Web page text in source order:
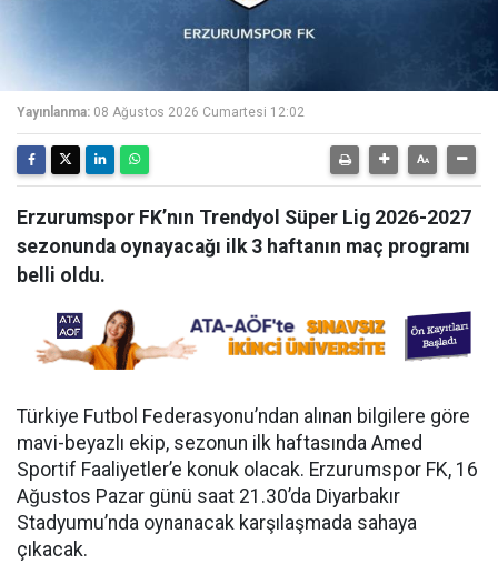
Yayınlanma: 08 Ağustos 2026 Cumartesi 12:02
Erzurumspor FK’nın Trendyol Süper Lig 2026-2027
sezonunda oynayacağı ilk 3 haftanın maç programı
belli oldu.
Türkiye Futbol Federasyonu’ndan alınan bilgilere göre
mavi-beyazlı ekip, sezonun ilk haftasında Amed
Sportif Faaliyetler’e konuk olacak. Erzurumspor FK, 16
Ağustos Pazar günü saat 21.30’da Diyarbakır
Stadyumu’nda oynanacak karşılaşmada sahaya
çıkacak.